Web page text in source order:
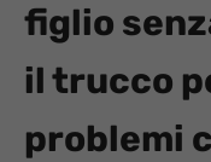
figlio
il trucco
problemi